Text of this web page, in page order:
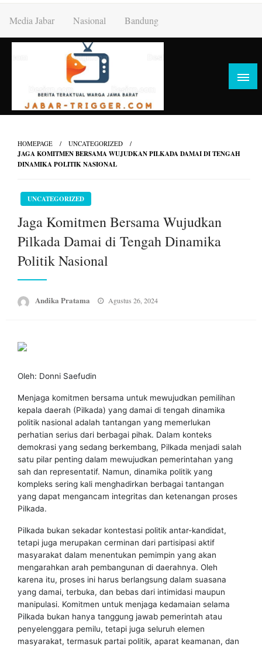
content
Media Jabar Nasional Bandung
HOMEPAGE UNCATEGORIZED
JAGA KOMITMEN BERSAMA WUJUDKAN PILKADA DAMAI DI TENGAH
DINAMIKA POLITIK NASIONAL
UNCATEGORIZED
Jaga Komitmen Bersama Wujudkan
Pilkada Damai di Tengah Dinamika
Politik Nasional
Andika Pratama
Posted
Agustus 26, 2024
Oleh: Donni Saefudin
Menjaga komitmen bersama untuk mewujudkan pemilihan
kepala daerah (Pilkada) yang damai di tengah dinamika
politik nasional adalah tantangan yang memerlukan
perhatian serius dari berbagai pihak. Dalam konteks
demokrasi yang sedang berkembang, Pilkada menjadi salah
satu pilar penting dalam mewujudkan pemerintahan yang
sah dan representatif. Namun, dinamika politik yang
kompleks sering kali menghadirkan berbagai tantangan
yang dapat mengancam integritas dan ketenangan proses
Pilkada.
Pilkada bukan sekadar kontestasi politik antar-kandidat,
tetapi juga merupakan cerminan dari partisipasi aktif
masyarakat dalam menentukan pemimpin yang akan
mengarahkan arah pembangunan di daerahnya. Oleh
karena itu, proses ini harus berlangsung dalam suasana
yang damai, terbuka, dan bebas dari intimidasi maupun
manipulasi. Komitmen untuk menjaga kedamaian selama
Pilkada bukan hanya tanggung jawab pemerintah atau
penyelenggara pemilu, tetapi juga seluruh elemen
masyarakat, termasuk partai politik, aparat keamanan, dan